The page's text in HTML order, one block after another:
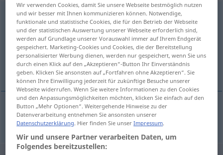
hoppeslottn
Übersicht aller Übersetzungen
(Für mehr Details die Übersetzung anklicken/antippen)
Hüpfburg
Hüpfburgf hoppeslott
Wir verwenden Cookies, damit Sie unsere Webseite bestmöglich nutzen
und wir besser mit Ihnen kommunizieren können. Notwendige,
funktionale und statistische Cookies, die für den Betrieb der Webseite
und der statistischen Auswertung unserer Webseite erforderlich sind,
werden auf Grundlage unserer Vorauswahl immer auf Ihrem Endgerät
gespeichert. Marketing-Cookies und Cookies, die der Bereitstellung
personalisierter Werbung dienen, werden nur gespeichert, wenn Sie uns
durch einen Klick auf den „Akzeptieren“-Button Ihr Einverständnis
geben. Klicken Sie ansonsten auf „Fortfahren ohne Akzeptieren“. Sie
können Ihre Einwilligung jederzeit für zukünftige Besuche unserer
Webseite widerrufen. Wenn Sie weitere Informationen zu den Cookies
und den Anpassungsmöglichkeiten möchten, klicken Sie einfach auf den
Button „Mehr Optionen“. Weitergehende Hinweise zu der
Datenverarbeitung entnehmen Sie ansonsten unserer
Datenschutzerklärung. Hier finden Sie unserImpressum.
Wir und unsere Partner verarbeiten Daten, um
Folgendes bereitzustellen: